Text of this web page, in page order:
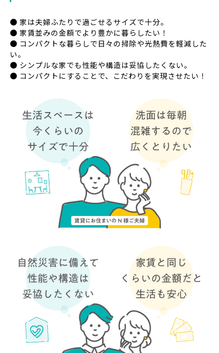
● 家は夫婦ふたりで過ごせるサイズで十分。
● 家賃並みの金額でより豊かに暮らしたい！
● コンパクトな暮らしで日々の掃除や光熱費を軽減した
い。
● シンプルな家でも性能や構造は妥協したくない。
● コンパクトにすることで、こだわりを実現させたい！